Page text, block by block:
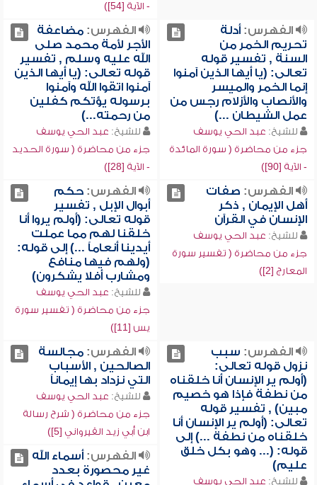
- الآية [54])
الفهرس:أدلة
تحريم الخمر من
السنة , تفسير قوله
تعالى: (يا أيها الذين آمنوا
إنما الخمر والميسر
والأنصاب والأزلام رجس من
عمل الشيطان ...)
للشيخ: عبد الحي يوسف
جزء من محاضرة ( سورة المائدة
- الآية [90])
الفهرس:مضاعفة
الأجر لأمة محمد صلى
الله عليه وسلم , تفسير
قوله تعالى: (يا أيها الذين
آمنوا اتقوا الله وآمنوا
برسوله يؤتكم كفلين
من رحمته...)
للشيخ: عبد الحي يوسف
جزء من محاضرة ( سورة الحديد
- الآية [28])
الفهرس: صفات
أهل الإيمان , ذكر
الإنسان في القرآن
للشيخ: عبد الحي يوسف
جزء من محاضرة ( تفسير سورة
المعارج [2])
الفهرس:حكم
أبوال الإبل , تفسير
قوله تعالى: (أولم يروا أنا
خلقنا لهم مما عملت
أيدينا أنعاماً ...) إلى قوله:
(ولهم فيها منافع
ومشارب أفلا يشكرون)
للشيخ: عبد الحي يوسف
جزء من محاضرة ( تفسير سورة
يس [11])
الفهرس: سبب
نزول قوله تعالى:
(أولم ير الإنسان أنا خلقناه
من نطفة فإذا هو خصيم
مبين) , تفسير قوله
تعالى: (أولم ير الإنسان أنا
خلقناه من نطفة ...) إلى
قوله: (... وهو بكل خلق
عليم)
للشيخ: عبد الحي يوسف
الفهرس:مجالسة
الصالحين , الأسباب
التي نزداد بها إيماناً
للشيخ: عبد الحي يوسف
جزء من محاضرة ( شرح رسالة
ابن أبي زيد القيرواني [5])
الفهرس:أسماء الله
غير محصورة بعدد